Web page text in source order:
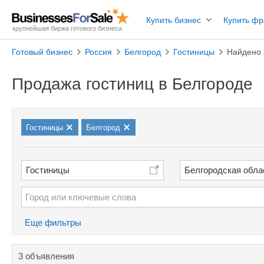
крупнейшая биржа готового бизнеса
Купить бизнес Купить
Готовый бизнес Россия Белгород Гостиницы Найдено
Продажа гостиниц в Белгороде
Гостиницы Белгород
Гостиницы Белгородская
Еще фильтры
3 объявления